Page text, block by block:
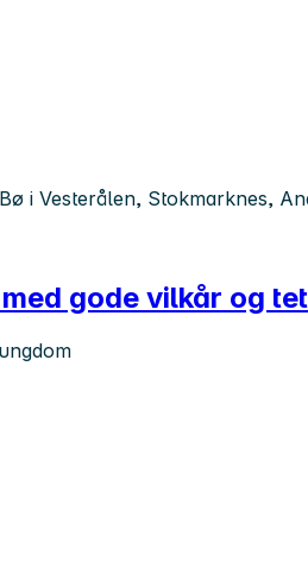
i Vesterålen, Stokmarknes,
gode vilkår og